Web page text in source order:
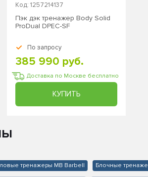
Код: 1257214137
Пэк дэк тренажер Body Solid
ProDual DPEC-SF
По запросу
Доставка по Москве бесплатно
385 990 руб.
КУПИТЬ
тренажеры MB Barbell Блочные